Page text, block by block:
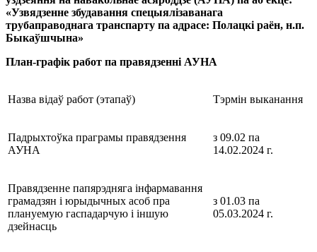
«Узвядзенне збудавання спецыялізаванага
трубаправоднага транспарту па адрасе: Полацкі раён, н.п.
Быкаўшчына»
План-графік работ па правядзенні АУНА
Назва відаў работ (этапаў) Тэрмін выканання
Падрыхтоўка праграмы правядзення
АУНА
з 09.02 па
14.02.2024 г.
Правядзенне папярэдняга інфармавання
грамадзян і юрыдычных асоб пра
плануемую гаспадарчую і іншую
дзейнасць
з 01.03 па
05.03.2024 г.